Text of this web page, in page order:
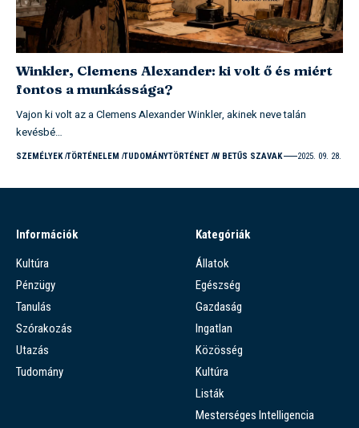
Winkler, Clemens Alexander: ki volt ő és miért
fontos a munkássága?
Vajon ki volt az a Clemens Alexander Winkler, akinek neve talán
kevésbé…
SZEMÉLYEK TÖRTÉNELEM TUDOMÁNYTÖRTÉNET W BETŰS SZAVAK 2025. 09. 28.
Információk
Kultúra
Pénzügy
Tanulás
Szórakozás
Utazás
Tudomány
Kategóriák
Állatok
Egészség
Gazdaság
Ingatlan
Közösség
Kultúra
Listák
Mesterséges Intelligencia